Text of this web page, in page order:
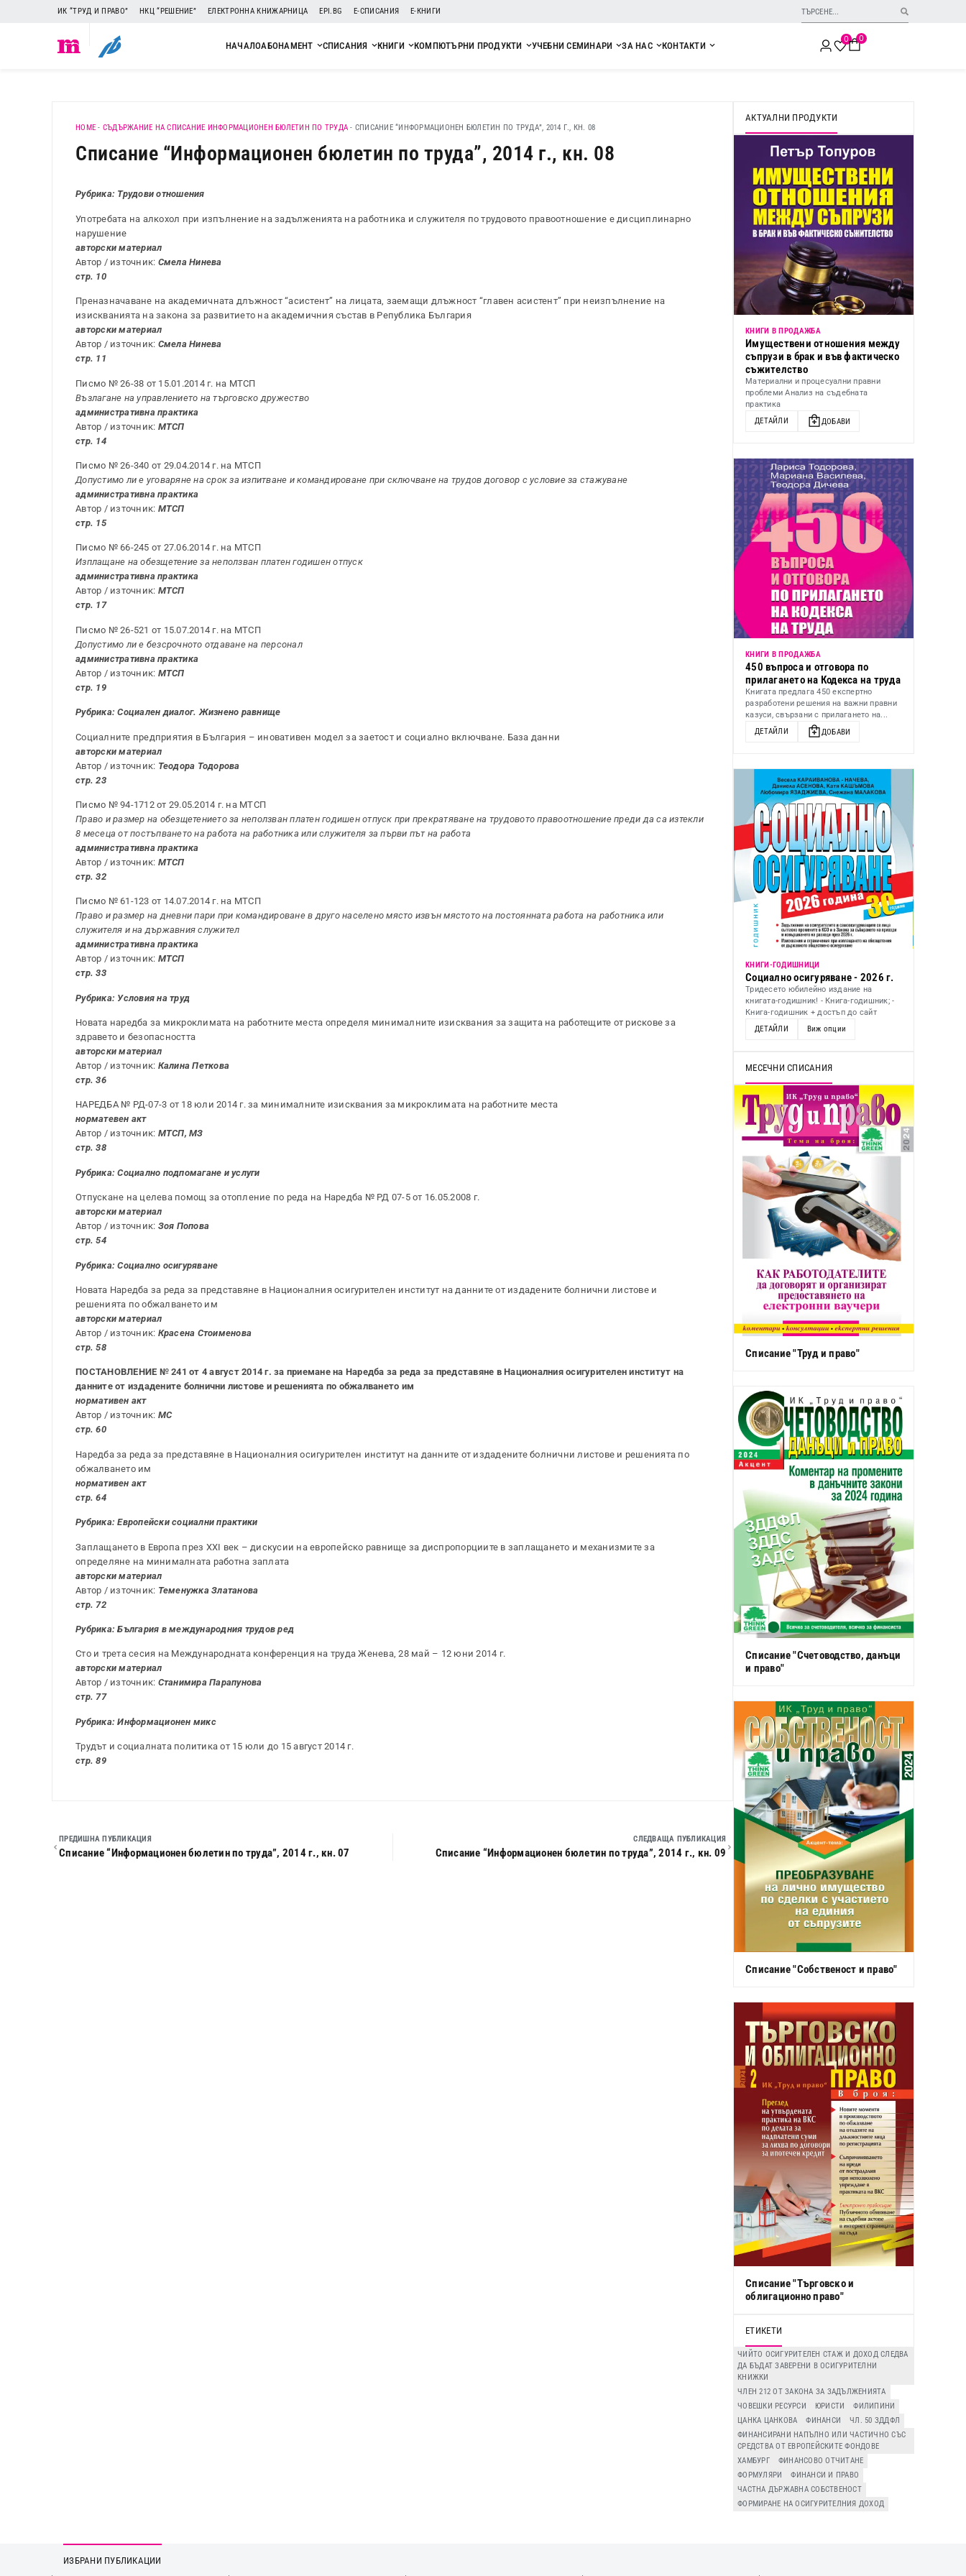
ИК “ТРУД И ПРАВО” НКЦ “РЕШЕНИЕ” ЕЛЕКТРОННА КНИЖАРНИЦА EPI.BG Е-СПИСАНИЯ Е-КНИГИ
НАЧАЛОАБОНАМЕНТ СПИСАНИЯ КНИГИ КОМПЮТЪРНИ ПРОДУКТИ УЧЕБНИ СЕМИНАРИ ЗА НАС КОНТАКТИ
0 0
HOME - СЪДЪРЖАНИЕ НА СПИСАНИЕ ИНФОРМАЦИОНЕН БЮЛЕТИН ПО ТРУДА - СПИСАНИЕ “ИНФОРМАЦИОНЕН БЮЛЕТИН ПО ТРУДА”, 2014 Г., КН. 08
Списание “Информационен бюлетин по труда”, 2014 г., кн. 08
Рубрика: Трудови отношения
Употребата на алкохол при изпълнение на задълженията на работника и служителя по трудовото правоотношение е дисциплинарно
нарушение
авторски материал
Автор / източник: Смела Нинева
стр. 10
Преназначаване на академичната длъжност “асистент” на лицата, заемащи длъжност “главен асистент” при неизпълнение на
изискванията на закона за развитието на академичния състав в Република България
авторски материал
Автор / източник: Смела Нинева
стр. 11
Писмо № 26-38 от 15.01.2014 г. на МТСП
Възлагане на управлението на търговско дружество
административна практика
Автор / източник: МТСП
стр. 14
Писмо № 26-340 от 29.04.2014 г. на МТСП
Допустимо ли е уговаряне на срок за изпитване и командироване при сключване на трудов договор с условие за стажуване
административна практика
Автор / източник: МТСП
стр. 15
Писмо № 66-245 от 27.06.2014 г. на МТСП
Изплащане на обезщетение за неползван платен годишен отпуск
административна практика
Автор / източник: МТСП
стр. 17
Писмо № 26-521 от 15.07.2014 г. на МТСП
Допустимо ли е безсрочното отдаване на персонал
административна практика
Автор / източник: МТСП
стр. 19
Рубрика: Социален диалог. Жизнено равнище
Социалните предприятия в България – иновативен модел за заетост и социално включване. База данни
авторски материал
Автор / източник: Теодора Тодорова
стр. 23
Писмо № 94-1712 от 29.05.2014 г. на МТСП
Право и размер на обезщетението за неползван платен годишен отпуск при прекратяване на трудовото правоотношение преди да са изтекли
8 месеца от постъпването на работа на работника или служителя за първи път на работа
административна практика
Автор / източник: МТСП
стр. 32
Писмо № 61-123 от 14.07.2014 г. на МТСП
Право и размер на дневни пари при командироване в друго населено място извън мястото на постоянната работа на работника или
служителя и на държавния служител
административна практика
Автор / източник: МТСП
стр. 33
Рубрика: Условия на труд
Новата наредба за микроклимата на работните места определя минималните изисквания за защита на работещите от рискове за
здравето и безопасността
авторски материал
Автор / източник: Калина Петкова
стр. 36
НАРЕДБА № РД-07-3 от 18 юли 2014 г. за минималните изисквания за микроклимата на работните места
норматевен акт
Автор / източник: МТСП, МЗ
стр. 38
Рубрика: Социално подпомагане и услуги
Отпускане на целева помощ за отопление по реда на Наредба № РД 07-5 от 16.05.2008 г.
авторски материал
Автор / източник: Зоя Попова
стр. 54
Рубрика: Социално осигуряване
Новата Наредба за реда за представяне в Националния осигурителен институт на данните от издадените болнични листове и
решенията по обжалването им
авторски материал
Автор / източник: Красена Стоименова
стр. 58
ПОСТАНОВЛЕНИЕ № 241 от 4 август 2014 г. за приемане на Наредба за реда за представяне в Националния осигурителен институт на
данните от издадените болнични листове и решенията по обжалването им
нормативен акт
Автор / източник: МС
стр. 60
Наредба за реда за представяне в Националния осигурителен институт на данните от издадените болнични листове и решенията по
обжалването им
нормативен акт
стр. 64
Рубрика: Европейски социални практики
Заплащането в Европа през ХХI век – дискусии на европейско равнище за диспропорциите в заплащането и механизмите за
определяне на минималната работна заплата
авторски материал
Автор / източник: Теменужка Златанова
стр. 72
Рубрика: България в международния трудов ред
Сто и трета сесия на Международната конференция на труда Женева, 28 май – 12 юни 2014 г.
авторски материал
Автор / източник: Станимира Парапунова
стр. 77
Рубрика: Информационен микс
Трудът и социалната политика от 15 юли до 15 август 2014 г.
стр. 89
ПРЕДИШНА ПУБЛИКАЦИЯ
Списание “Информационен бюлетин по труда”, 2014 г., кн. 07
СЛЕДВАЩА ПУБЛИКАЦИЯ
Списание “Информационен бюлетин по труда”, 2014 г., кн. 09
АКТУАЛНИ ПРОДУКТИ
КНИГИ В ПРОДАЖБА
Имуществени отношения между
съпрузи в брак и във фактическо
съжителство
Материални и процесуални правни
проблеми Анализ на съдебната
практика
ДЕТАЙЛИ
ДОБАВИ
КНИГИ В ПРОДАЖБА
450 въпроса и отговора по
прилагането на Кодекса на труда
Книгата предлага 450 експертно
разработени решения на важни правни
казуси, свързани с прилагането на...
ДЕТАЙЛИ
ДОБАВИ
KНИГИ-ГОДИШНИЦИ
Социално осигуряване - 2026 г.
Тридесето юбилейно издание на
книгата-годишник! - Книга-годишник; -
Книга-годишник + достъп до сайт
ДЕТАЙЛИ
Виж опции
МЕСЕЧНИ СПИСАНИЯ
Списание "Труд и право"
Списание "Счетоводство, данъци
и право"
Списание "Собственост и право"
Списание "Търговско и
облигационно право"
ЕТИКЕТИ
ЧИЙТО ОСИГУРИТЕЛЕН СТАЖ И ДОХОД СЛЕДВА
ДА БЪДАТ ЗАВЕРЕНИ В ОСИГУРИТЕЛНИ
КНИЖКИ
ЧЛЕН 212 ОТ ЗАКОНА ЗА ЗАДЪЛЖЕНИЯТА
ЧОВЕШКИ РЕСУРСИ
ЮРИСТИ
ФИЛИПИНИ
ЦАНКА ЦАНКОВА
ФИНАНСИ
ЧЛ. 50 ЗДДФЛ
ФИНАНСИРАНИ НАПЪЛНО ИЛИ ЧАСТИЧНО СЪС
СРЕДСТВА ОТ ЕВРОПЕЙСКИТЕ ФОНДОВЕ
ХАМБУРГ
ФИНАНСОВО ОТЧИТАНЕ
ФОРМУЛЯРИ
ФИНАНСИ И ПРАВО
ЧАСТНА ДЪРЖАВНА СОБСТВЕНОСТ
ФОРМИРАНЕ НА ОСИГУРИТЕЛНИЯ ДОХОД
ИЗБРАНИ ПУБЛИКАЦИИ